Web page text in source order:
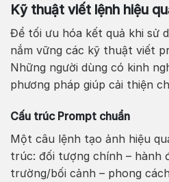
Kỹ thuật viết lệnh hiệu
Để tối ưu hóa kết quả khi sử
nắm vững các kỹ thuật viết
Những người dùng có kinh
phương pháp giúp cải thiện
Cấu trúc Prompt chuẩn
Một câu lệnh tạo ảnh hiệu
trúc: đối tượng chính – hành
trường/bối cảnh – phong